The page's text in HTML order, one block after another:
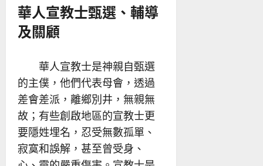
華人宣教士甄選、輔導
及關顧
華人宣教士是神親自甄選
的主僕，他們代表母會，透過
差會差派，離鄉別井，無親無
故；有些創啟地區的宣教士更
要隱姓埋名，忍受無數孤單、
寂寞和誤解，甚至曾受身、